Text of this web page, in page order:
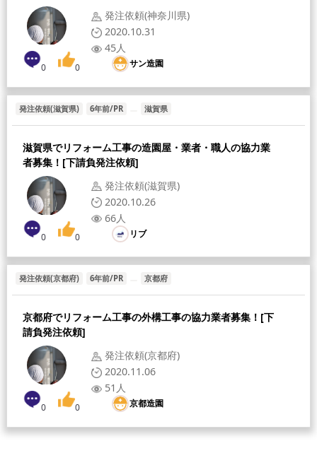
発注依頼(神奈川県)
2020.10.31
45人
サン造園
0 0
発注依頼(滋賀県) 6年前/PR 滋賀県
滋賀県でリフォーム工事の造園屋・業者・職人の協力業
者募集！[下請負発注依頼]
発注依頼(滋賀県)
2020.10.26
66人
リブ
0 0
発注依頼(京都府) 6年前/PR 京都府
京都府でリフォーム工事の外構工事の協力業者募集！[下
請負発注依頼]
発注依頼(京都府)
2020.11.06
51人
京都造園
0 0